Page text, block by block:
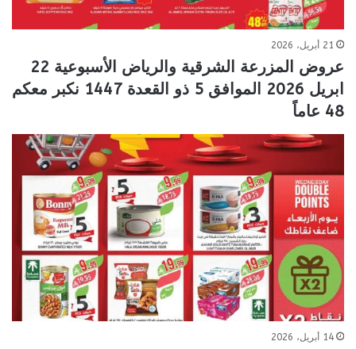
21 أبريل، 2026
عروض المزرعة الشرقية والرياض الأسبوعية 22
ابريل 2026 الموافق 5 ذو القعدة 1447 نكبر معكم
48 عاماً
14 أبريل، 2026